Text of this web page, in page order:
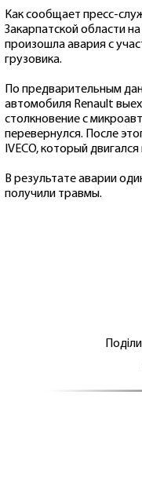
Как сообщает пресс-
Закарпатской области
произошла авария с
грузовика.
По предварительным
автомобиля Renault
столкновение с
перевернулся. После
IVECO, который
В результате аварии
получили травмы.